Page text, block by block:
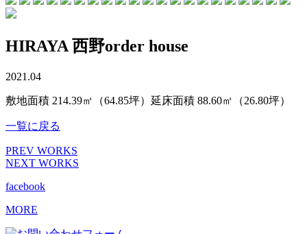
HIRAYA 西野order house
2021.04
敷地面積 214.39㎡（64.85坪）延床面積 88.60㎡（26.80坪）
一覧に戻る
PREV WORKS
NEXT WORKS
facebook
MORE